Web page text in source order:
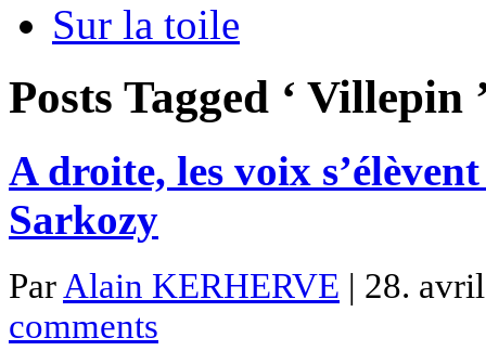
Sur la toile
Posts Tagged ‘ Villepin
A droite, les voix
Sarkozy
ParAlain KERHERVE | 28.
comments